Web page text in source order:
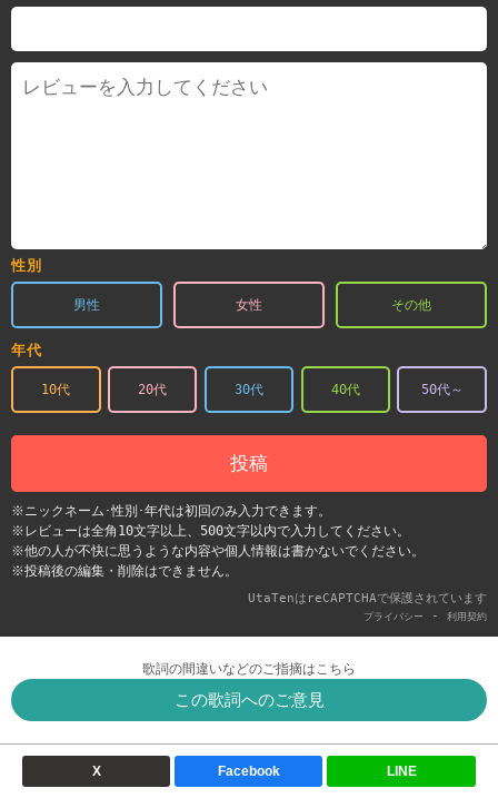
性別
男性 女性 その他
年代
10代 20代 30代 40代 50代～
投稿
※ニックネーム･性別･年代は初回のみ入力できます。
※レビューは全角10文字以上、500文字以内で入力してください。
※他の人が不快に思うような内容や個人情報は書かないでください。
※投稿後の編集・削除はできません。
UtaTenはreCAPTCHAで保護されています
プライバシー - 利用契約
歌詞の間違いなどのご指摘はこちら
この歌詞へのご意見
X Facebook LINE